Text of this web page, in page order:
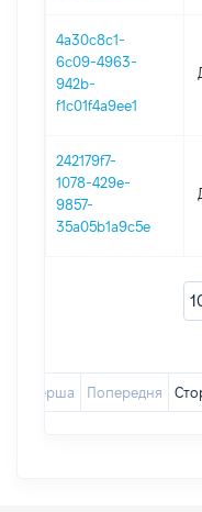
4a30c8c1-
6c09-4963-
942b-
f1c01f4a9ee1
242179f7-
1078-429e-
9857-
35a05b1a9c5e
Перша Попередня